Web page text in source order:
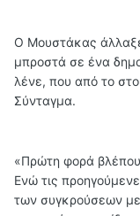
Ο Μουστάκας
μπροστά σε ένα
λένε, που από το
Σύνταγμα.
«Πρώτη φορά
Ενώ τις
των συγκρούσεων